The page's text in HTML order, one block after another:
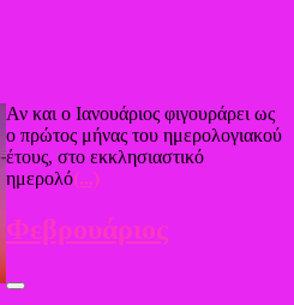
Αν και ο Ιανουάριος φιγουράρει ως
ο πρώτος μήνας του ημερολογιακού
έτους, στο εκκλησιαστικό
ημερολό(...)
Φεβρουάριος